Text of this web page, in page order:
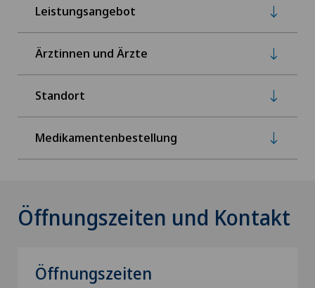
Leistungsangebot
Ärztinnen und Ärzte
Standort
Medikamentenbestellung
Öffnungszeiten und Kontakt
Öffnungszeiten